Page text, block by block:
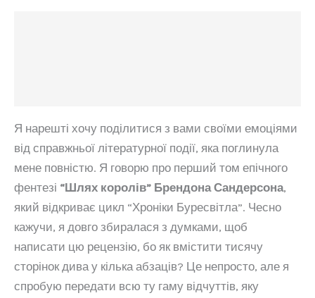
Я нарешті хочу поділитися з вами своїми емоціями
від справжньої літературної події, яка поглинула
мене повністю. Я говорю про перший том епічного
фентезі “Шлях королів” Брендона Сандерсона,
який відкриває цикл “Хроніки Буресвітла”. Чесно
кажучи, я довго збиралася з думками, щоб
написати цю рецензію, бо як вмістити тисячу
сторінок дива у кілька абзаців? Це непросто, але я
спробую передати всю ту гаму відчуттів, яку